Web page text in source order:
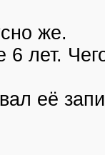
же.
лет.
её